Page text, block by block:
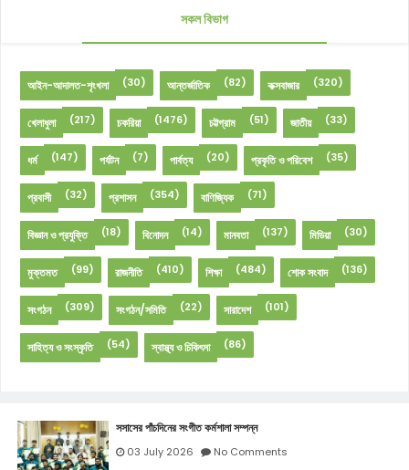
সকল বিভাগ
আইন-আদালত-শৃংখলা (30) আন্তর্জাতিক (82) কক্সবাজার (320)
খেলাধুলা (217) চকরিয়া (1476) চট্টগ্রাম (51) জাতীয় (33)
ধর্ম (147) পর্যটন (7) পার্বত্য (20) প্রকৃতি ও পরিবেশ (35)
প্রবাসী (32) প্রশাসন (354) বাণিজ্যিক (71)
বিজ্ঞান ও প্রযুক্তি (18) বিনোদন (14) মানবতা (137) মিডিয়া (30)
মুক্তমত (99) রাজনীতি (410) শিক্ষা (484) শোক সংবাদ (136)
সংগঠন (309) সংগঠন/সমিতি (22) সারাদেশ (101)
সাহিত্য ও সংস্কৃতি (54) স্বাস্থ্য ও চিকিৎসা (86)
সসাসের পাঁচদিনের সংগীত কর্মশালা সম্পন্ন
03 July 2026 No Comments